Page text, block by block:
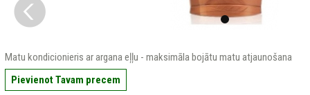
Matu kondicionieris ar argana eļļu - maksimāla bojātu matu atjaunošana
Pievienot Tavam precem